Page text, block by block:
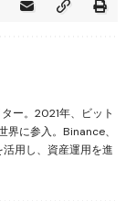
ー。2021年、ビット
界に参入。Binance、
用し、資産運用を進